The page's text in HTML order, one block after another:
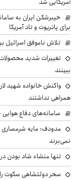
خیبرشکن ایران به
برای پاتریوت و تاد آمریکا
تلاش ناموفق اسرائیل
ببینند
واکنش خانواده شهید
همراهی نداشتند
سامانه‌های دفاع
مدودف: مایه شرمساری
نمی‌برند
تنها منشاء شاد بودن
سحر دولتشاهی سکوت